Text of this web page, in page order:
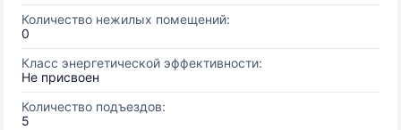
Количество нежилых помещений:
0
Класс энергетической эффективности:
Не присвоен
Количество подъездов:
5